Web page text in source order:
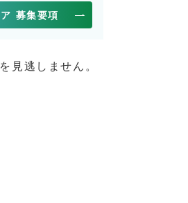
募集要項
見逃しません。